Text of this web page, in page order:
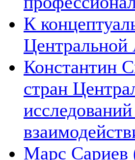
К
Центральной
Константин
стран
Марс Сариев